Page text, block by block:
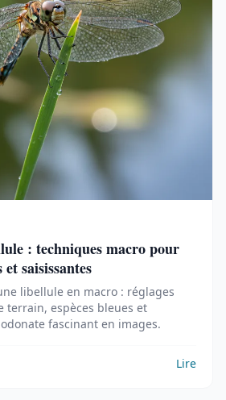
: techniques macro pour
et saisissantes
libellule en macro : réglages
terrain, espèces bleues et
fascinant en images.
Lire